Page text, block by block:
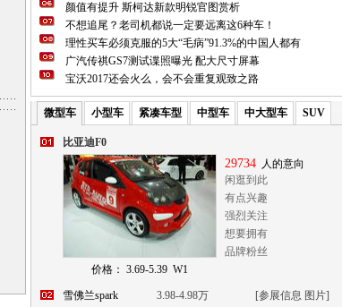
颜值有提升 斯柯达新款明锐官图赏析
不想追尾？老司机都说一定要远离这6种车！
理性买车必须克服的5大“毛病”91.3%的中国人都有
广汽传祺GS7测试谍照曝光 配大尺寸屏幕
宝沃2017还会火么，会不会重复观致之路
微型车 小型车 紧凑车型 中型车 中大型车 SUV
比亚迪F0
价格： 3.69-5.39 W1
29734 人的意向
闲逛到此
有点兴趣
强烈关注
想要拥有
品牌粉丝
雪佛兰spark 3.98-4.98万 [参展信息 图片]